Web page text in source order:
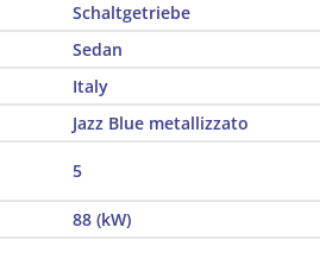
Schaltgetriebe
Sedan
Italy
Jazz Blue metallizzato
5
88 (kW)